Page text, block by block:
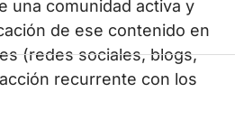
una comunidad activa y
de ese contenido en
(redes sociales, blogs,
recurrente con los